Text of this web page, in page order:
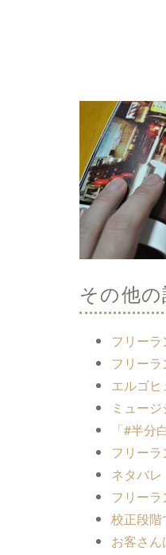
その他
フリー
フリー
エルゴヒ
ミュー
「#半分
フリーラ
ネタバレ
フリーラ
校正段階
お客さ